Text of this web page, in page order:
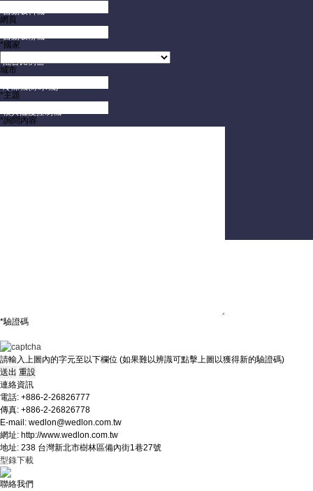
自動吸料機
自動吸粉機
混合比例器
冷凍機(冰水機)
模具溫度控制機
網頁
*國家
城市
*主題
*詢問內容
*驗證碼
請輸入上圖內的字元至以下欄位 (如果難以辨識可點擊上圖以獲得新的驗證碼)
連絡資訊
電話: +886-2-26826777
傳真: +886-2-26826778
E-mail: wedlon@wedlon.com.tw
網址: http://www.wedlon.com.tw
地址: 238 台灣新北市樹林區備內街1巷27號
型錄下載
聯絡我們